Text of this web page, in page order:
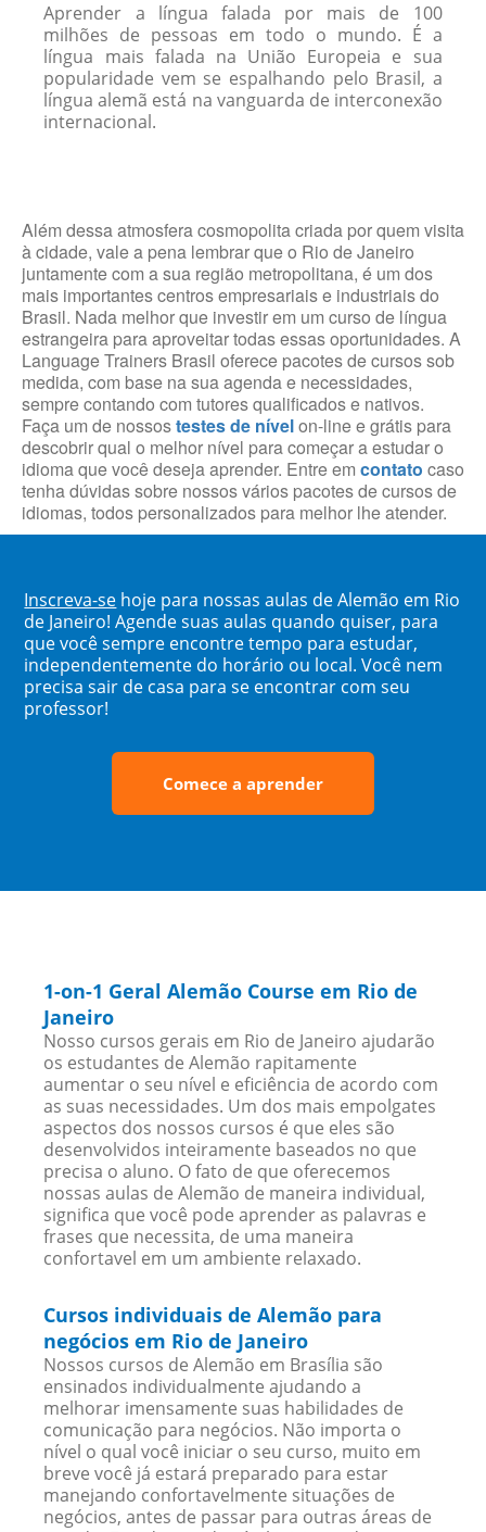
Aprender a língua falada por mais de 100
milhões de pessoas em todo o mundo. É a
língua mais falada na União Europeia e sua
popularidade vem se espalhando pelo Brasil, a
língua alemã está na vanguarda de interconexão
internacional.
Além dessa atmosfera cosmopolita criada por quem visita
à cidade, vale a pena lembrar que o Rio de Janeiro
juntamente com a sua região metropolitana, é um dos
mais importantes centros empresariais e industriais do
Brasil. Nada melhor que investir em um curso de língua
estrangeira para aproveitar todas essas oportunidades. A
Language Trainers Brasil oferece pacotes de cursos sob
medida, com base na sua agenda e necessidades,
sempre contando com tutores qualificados e nativos.
Faça um de nossostestes de nívelon-line e grátis para
descobrir qual o melhor nível para começar a estudar o
idioma que você deseja aprender. Entre em contato caso
tenha dúvidas sobre nossos vários pacotes de cursos de
idiomas, todos personalizados para melhor lhe atender.
Inscreva-se hoje para nossas aulas de Alemão em Rio
de Janeiro! Agende suas aulas quando quiser, para
que você sempre encontre tempo para estudar,
independentemente do horário ou local. Você nem
precisa sair de casa para se encontrar com seu
professor!
Comece a aprender
1-on-1 Geral Alemão Course em Rio de
Janeiro
Nosso cursos gerais em Rio de Janeiro ajudarão
os estudantes de Alemão rapitamente
aumentar o seu nível e eficiência de acordo com
as suas necessidades. Um dos mais empolgates
aspectos dos nossos cursos é que eles são
desenvolvidos inteiramente baseados no que
precisa o aluno. O fato de que oferecemos
nossas aulas de Alemão de maneira individual,
significa que você pode aprender as palavras e
frases que necessita, de uma maneira
confortavel em um ambiente relaxado.
Cursos individuais de Alemão para
negócios em Rio de Janeiro
Nossos cursos de Alemão em Brasília são
ensinados individualmente ajudando a
melhorar imensamente suas habilidades de
comunicação para negócios. Não importa o
nível o qual você iniciar o seu curso, muito em
breve você já estará preparado para estar
manejando confortavelmente situações de
negócios, antes de passar para outras áreas de